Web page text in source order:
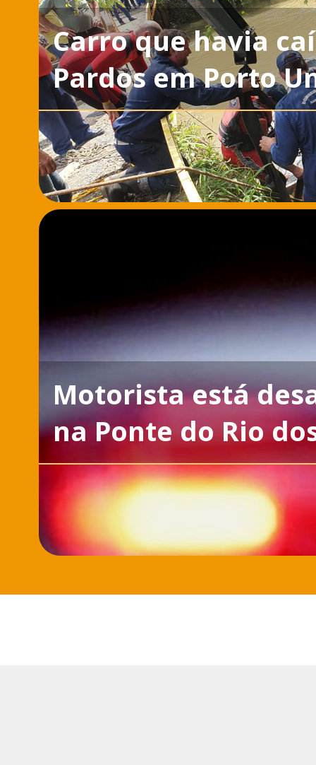
Carro que havia
Pardos em Porto
Motorista está
na Ponte do Rio